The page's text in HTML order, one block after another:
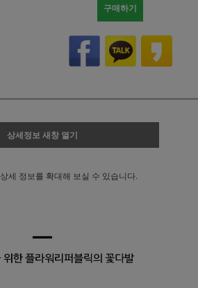
구매하기
상세정보 새창 열기
상세 정보를 확대해 보실 수 있습니다.